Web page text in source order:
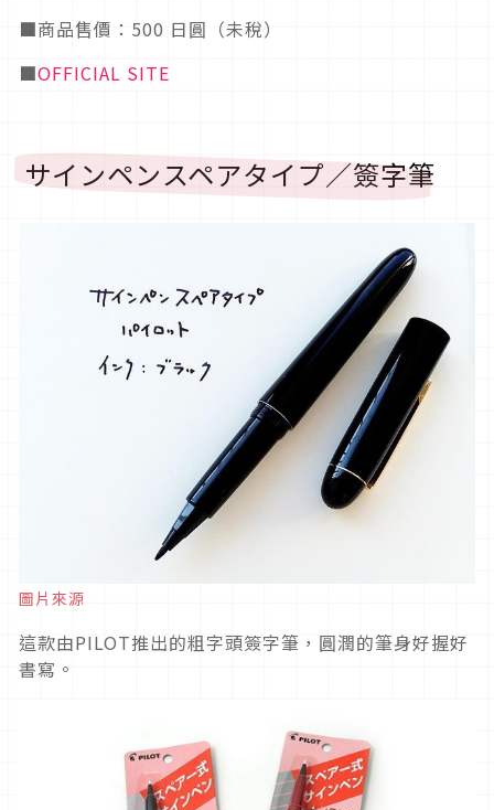
■商品售價：500 日圓（未稅）
■OFFICIAL SITE
サインペンスペアタイプ／簽字筆
圖片來源
這款由PILOT推出的粗字頭簽字筆，圓潤的筆身好握好
書寫。